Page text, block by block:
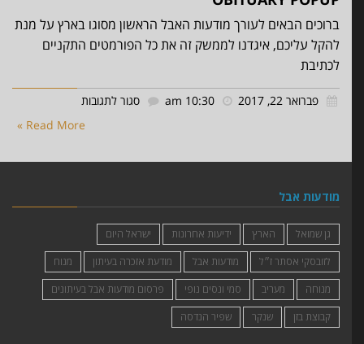
ברוכים הבאים לעורך מודעות האבל הראשון מסוגו בארץ על מנת
להקל עליכם, איגדנו לממשק זה את כל הפורמטים התקניים
לכתיבת
פברואר 22, 2017 סגור לתגובות
Obituary
Read More »
מודעות אבל
גן שמואל הארץ ידיעות אחרונות
ישראל היום
לזובסקי אסתר ז״ל
מודעות אבל מודעת אזכרה בעיתון
מנוח
מנוחה
מעריב סמי ונסים נופי
פרסום מודעות אבל בעיתונים
קבוצת בזן
שנקר שפיר הנדסה